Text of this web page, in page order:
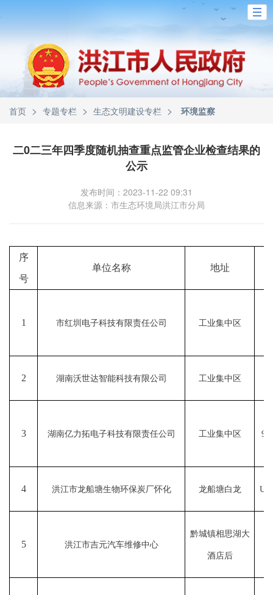
首页 > 专题专栏 > 生态文明建设专栏 > 环境监察
二0二三年四季度随机抽查重点监管企业检查结果的
公示
发布时间：2023-11-22 09:31
信息来源：市生态环境局洪江市分局
序
号
单位名称 地址
1 市红圳电子科技有限责任公司 工业集中区
2 湖南沃世达智能科技有限公司 工业集中区
3 湖南亿力拓电子科技有限责任公司 工业集中区
4 洪江市龙船塘生物环保炭厂怀化 龙船塘白龙
5 洪江市吉元汽车维修中心
黔城镇相思湖大
酒店后